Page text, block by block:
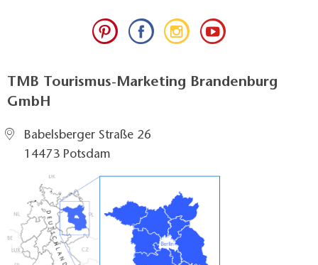
TMB Tourismus-Marketing Brandenburg
GmbH
Babelsberger Straße 26
14473 Potsdam